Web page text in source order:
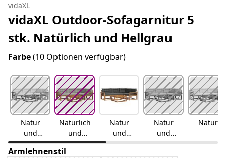
vidaXL
vidaXL Outdoor-Sofagarnitur 5
stk. Natürlich und Hellgrau
Farbe(10 Optionen verfügbar)
Natur
und
Creme
Natürlich
und
hellgrau
Natur
und
Anthrazit
Natur
und
Beige
Natur
Armlehnenstil